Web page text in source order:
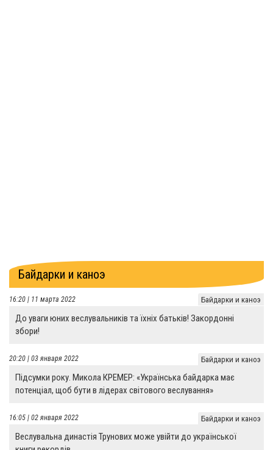
Байдарки и каноэ
Байдарки и каноэ
16:20 | 11 марта 2022
До уваги юних веслувальників та їхніх батьків! Закордонні
збори!
Байдарки и каноэ
20:20 | 03 января 2022
Підсумки року. Микола КРЕМЕР: «Українська байдарка має
потенціал, щоб бути в лідерах світового веслування»
Байдарки и каноэ
16:05 | 02 января 2022
Веслувальна династія Трунових може увійти до української